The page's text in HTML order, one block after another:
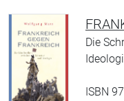
Die
ISBN